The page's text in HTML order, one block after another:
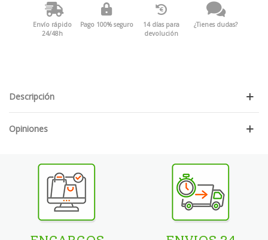
Envío rápido
24/48h
Pago 100% seguro
14 días para
devolución
¿Tienes dudas?
Descripción
Opiniones